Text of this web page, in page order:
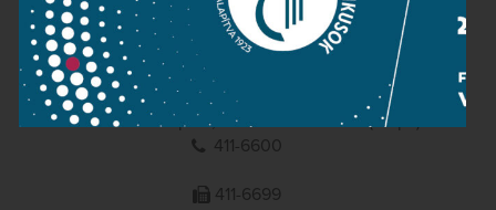
FILHARMONIKUSOK
1095 Budapest, Komor Marcell u. 1. (Müpa)
411-6600
411-6699